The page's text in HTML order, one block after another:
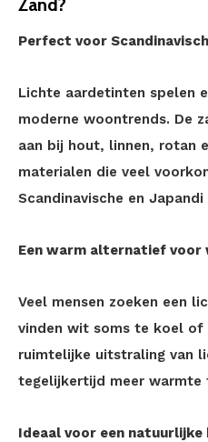
Zand?
Perfect voor
Lichte aardetinten spelen
moderne woontrends. De
aan bij hout, linnen, rotan
materialen die veel
Scandinavische en
Een warm alternatief voor
Veel mensen zoeken een
vinden wit soms te koel of
ruimtelijke uitstraling van
tegelijkertijd meer warmte
Ideaal voor een